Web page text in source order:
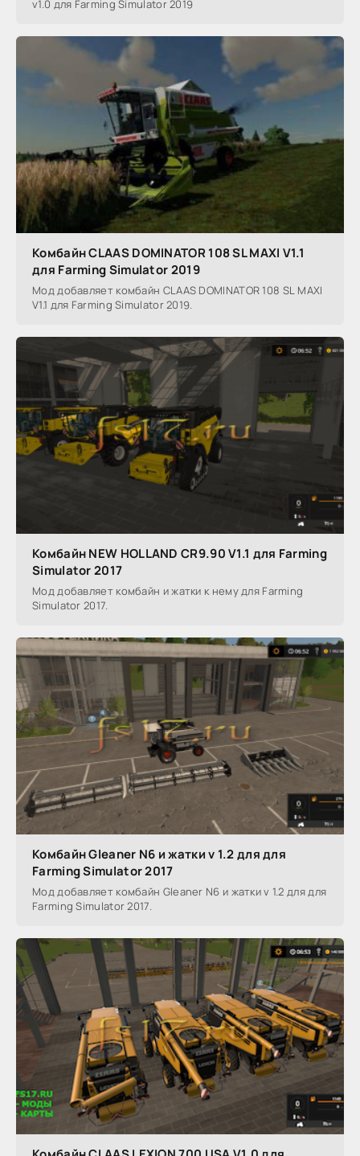
v1.0 для Farming Simulator 2019
Комбайн CLAAS DOMINATOR 108 SL MAXI V1.1
для Farming Simulator 2019
Мод добавляет комбайн CLAAS DOMINATOR 108 SL MAXI
V1.1 для Farming Simulator 2019.
Комбайн NEW HOLLAND CR9.90 V1.1 для Farming
Simulator 2017
Мод добавляет комбайн и жатки к нему для Farming
Simulator 2017.
Комбайн Gleaner N6 и жатки v 1.2 для для
Farming Simulator 2017
Мод добавляет комбайн Gleaner N6 и жатки v 1.2 для для
Farming Simulator 2017.